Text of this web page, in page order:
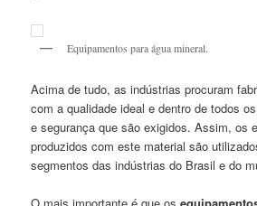
Equipamentos para água mineral.
Acima de tudo, as indústrias procuram
com a qualidade ideal e dentro de todos
e segurança que são exigidos. Assim, os
produzidos com este material são
segmentos das indústrias do Brasil e do